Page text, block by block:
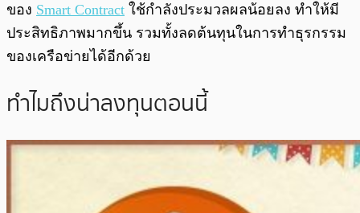
ของ Smart Contract ใช้กำลังประมวลผลน้อยลง ทำให้มี
ประสิทธิภาพมากขึ้น รวมทั้งลดต้นทุนในการทำธุรกรรม
ของเครือข่ายได้อีกด้วย
ทำไมถึงน่าลงทุนตอนนี้